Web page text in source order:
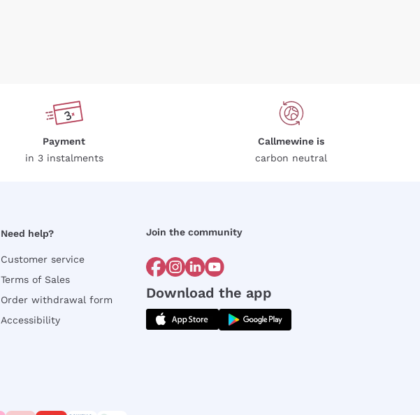
Payment
in 3 instalments
Callmewine is
carbon neutral
Need help?
Customer service
Terms of Sales
Order withdrawal form
Accessibility
Join the community
Download the app